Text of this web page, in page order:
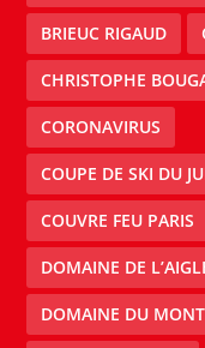
BRIEUC RIGAUD
CHRISTOPHE
CORONAVIRUS
COUPE DE SKI DU
COUVRE FEU PARIS
DOMAINE DE
DOMAINE DU